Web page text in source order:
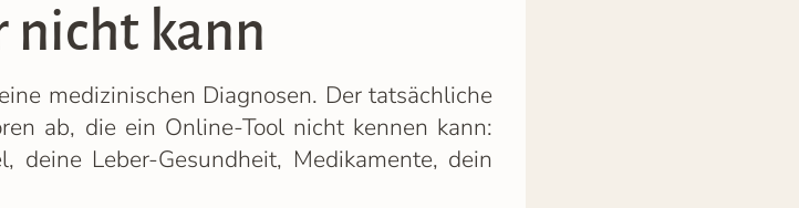
nicht kann
medizinischen Diagnosen. Der tatsächliche
ab, die ein Online-Tool nicht kennen kann:
deine Leber-Gesundheit, Medikamente, dein